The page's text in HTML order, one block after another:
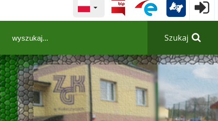
WYBRANY JĘZYK POLSKA
Szukaj
